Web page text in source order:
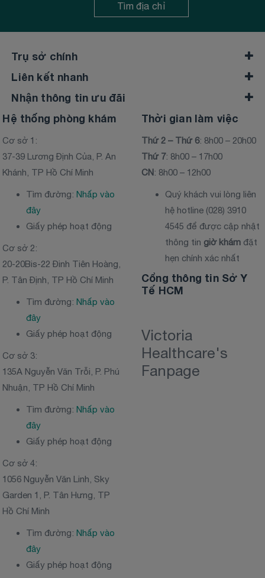
Tìm địa chỉ
Trụ sở chính
Liên kết nhanh
Nhận thông tin ưu đãi
Hệ thống phòng khám
Cơ sở 1:
37-39 Lương Định Của, P. An
Khánh, TP Hồ Chí Minh
Tìm đường:Nhấp vào
đây
Giấy phép hoạt động
Cơ sở 2:
20-20Bis-22 Đinh Tiên Hoàng,
P. Tân Định, TP Hồ Chí Minh
Tìm đường:Nhấp vào
đây
Giấy phép hoạt động
Cơ sở 3:
135A Nguyễn Văn Trỗi, P. Phú
Nhuận, TP Hồ Chí Minh
Tìm đường:Nhấp vào
đây
Giấy phép hoạt động
Cơ sở 4:
1056 Nguyễn Văn Linh, Sky
Garden 1, P. Tân Hưng, TP
Hồ Chí Minh
Tìm đường:Nhấp vào
đây
Giấy phép hoạt động
Thời gian làm việc
Thứ 2 – Thứ 6: 8h00 – 20h00
Thứ 7: 8h00 – 17h00
CN: 8h00 – 12h00
Quý khách vui lòng liên
hệ hotline (028) 3910
4545 để được cập nhật
thông tin giờ khám đặt
hẹn chính xác nhất
Cổng thông tin Sở Y
Tế HCM
Victoria
Healthcare's
Fanpage